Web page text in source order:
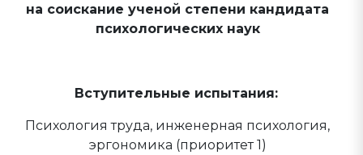
на соискание ученой степени кандидата
психологических наук
Вступительные испытания:
Психология труда, инженерная психология,
эргономика (приоритет 1)